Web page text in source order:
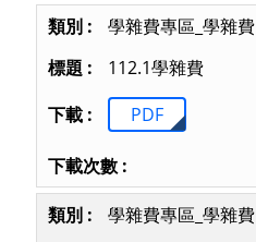
學雜費專區_學雜費
112.1學雜費
PDF
學雜費專區_學雜費